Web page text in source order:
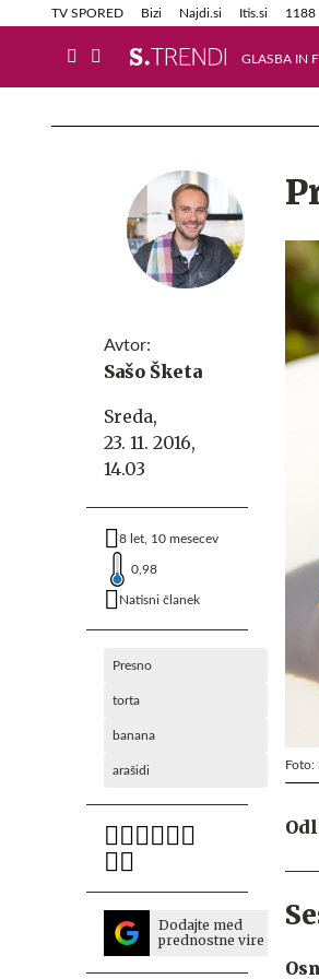
TV SPORED Bizi Najdi.si Itis.si 1188
GLASBA IN
Info in obvestila
Avtor:
Sašo Šketa
Sreda,
23. 11. 2016,
14.03
8 let, 10 mesecev
0,98
Natisni članek
Presno
torta
banana
arašidi
Dodajte med
prednostne vire
Foto: